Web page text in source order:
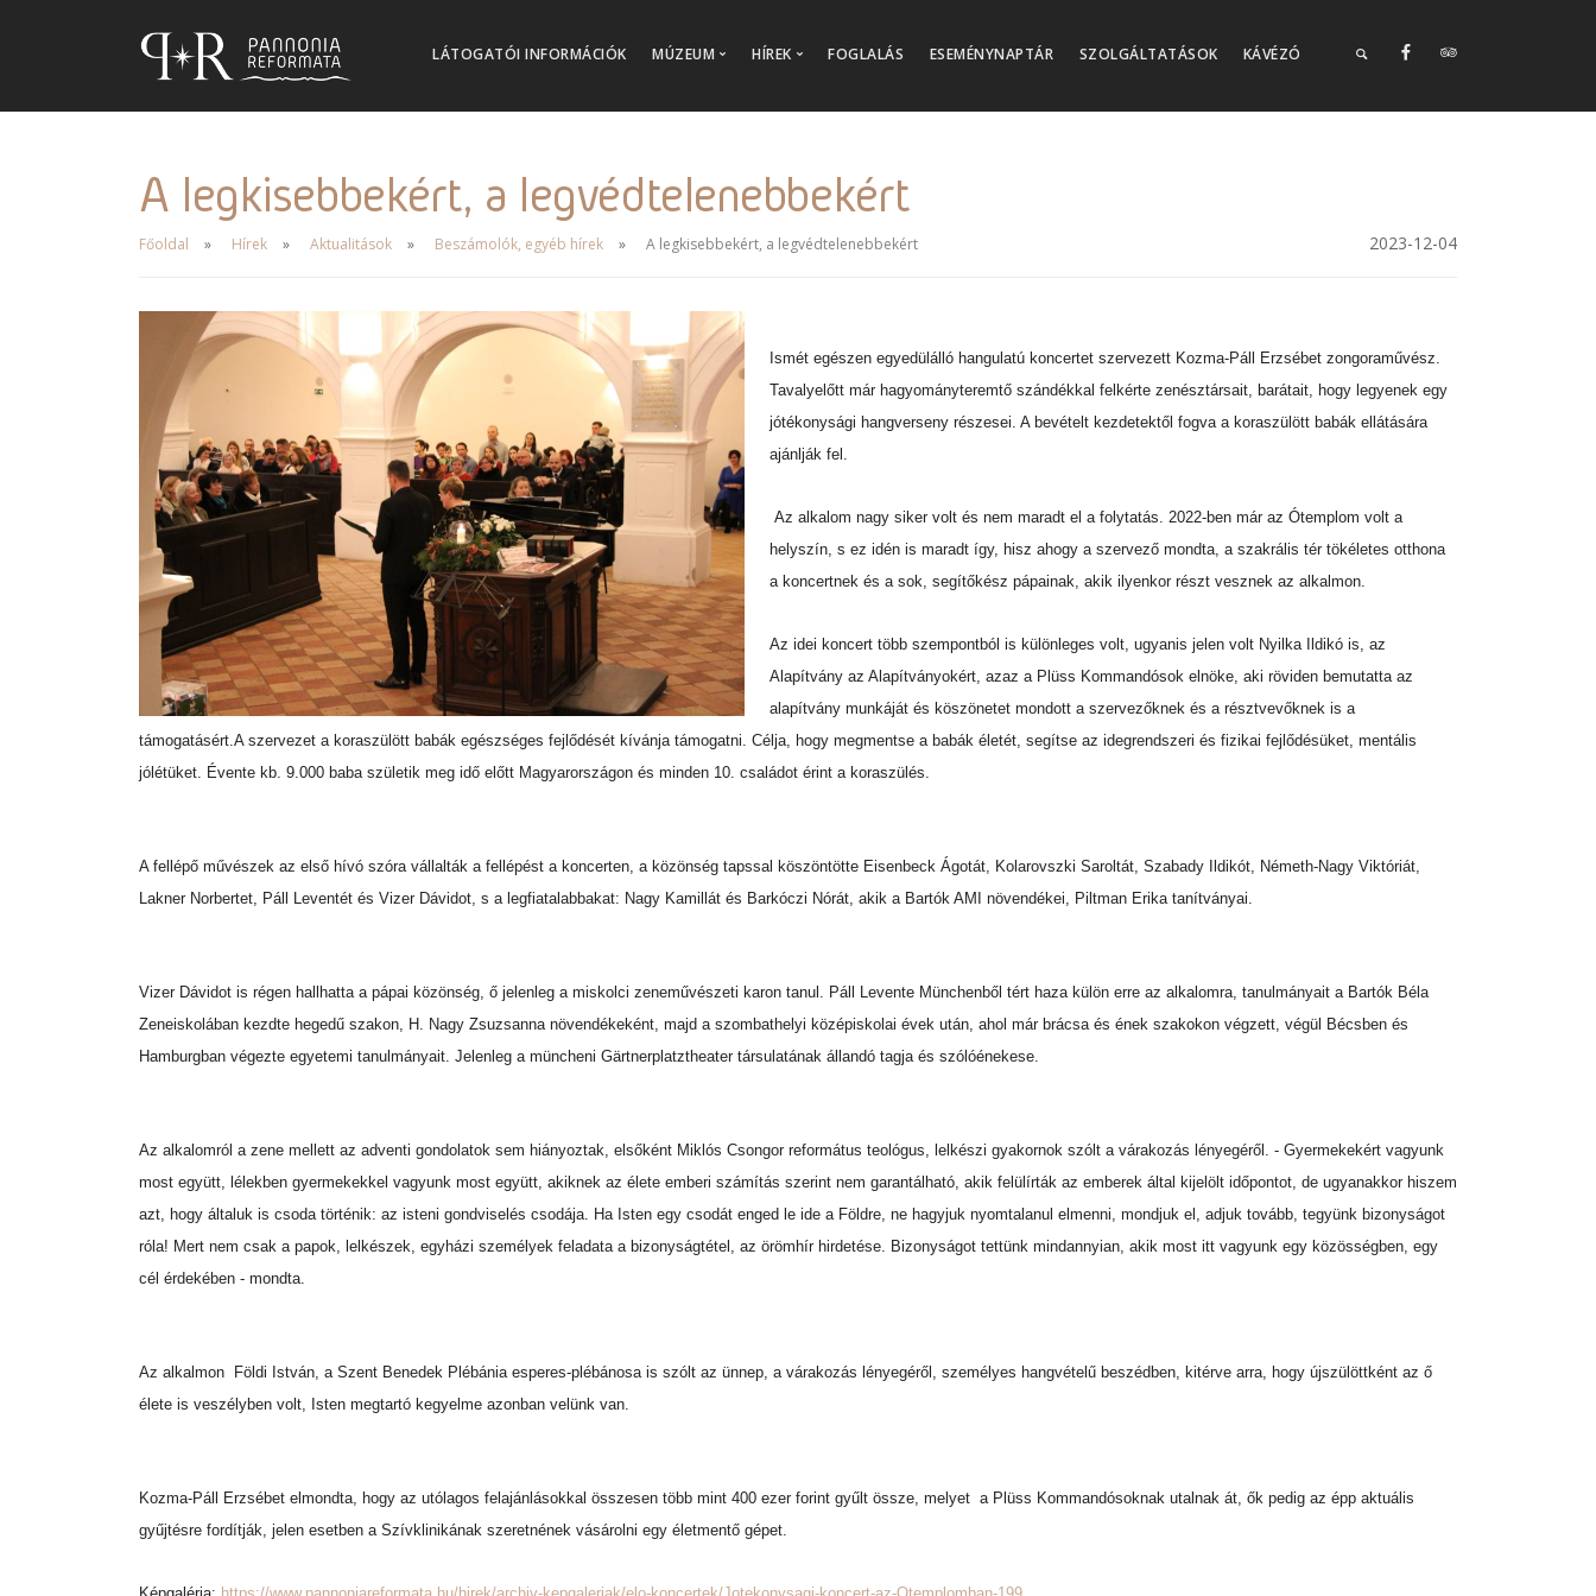
LÁTOGATÓI INFORMÁCIÓK MÚZEUM
Múzeumi tanulás
Online múzeum
Múzeumi katalógus
Múzeumbolt
Múzeumtörténet
Küldetésünk, Értékeink
HÍREK FOGLALÁS ESEMÉNYNAPTÁR SZOLGÁLTATÁSOK KÁVÉZÓ
A legkisebbekért, a legvédtelenebbekért
Főoldal Hírek Aktualitások Beszámolók, egyéb hírek A legkisebbekért, a legvédtelenebbekért 2023-12-04
Ismét egészen egyedülálló hangulatú koncertet szervezett Kozma-Páll Erzsébet zongoraművész.
Tavalyelőtt már hagyományteremtő szándékkal felkérte zenésztársait, barátait, hogy legyenek egy
jótékonysági hangverseny részesei. A bevételt kezdetektől fogva a koraszülött babák ellátására
ajánlják fel.
Az alkalom nagy siker volt és nem maradt el a folytatás. 2022-ben már az Ótemplom volt a
helyszín, s ez idén is maradt így, hisz ahogy a szervező mondta, a szakrális tér tökéletes otthona
a koncertnek és a sok, segítőkész pápainak, akik ilyenkor részt vesznek az alkalmon.
Az idei koncert több szempontból is különleges volt, ugyanis jelen volt Nyilka Ildikó is, az
Alapítvány az Alapítványokért, azaz a Plüss Kommandósok elnöke, aki röviden bemutatta az
alapítvány munkáját és köszönetet mondott a szervezőknek és a résztvevőknek is a
támogatásért.A szervezet a koraszülött babák egészséges fejlődését kívánja támogatni. Célja, hogy megmentse a babák életét, segítse az idegrendszeri és fizikai fejlődésüket, mentális
jólétüket. Évente kb. 9.000 baba születik meg idő előtt Magyarországon és minden 10. családot érint a koraszülés.
A fellépő művészek az első hívó szóra vállalták a fellépést a koncerten, a közönség tapssal köszöntötte Eisenbeck Ágotát, Kolarovszki Saroltát, Szabady Ildikót, Németh-Nagy Viktóriát,
Lakner Norbertet, Páll Leventét és Vizer Dávidot, s a legfiatalabbakat: Nagy Kamillát és Barkóczi Nórát, akik a Bartók AMI növendékei, Piltman Erika tanítványai.
Vizer Dávidot is régen hallhatta a pápai közönség, ő jelenleg a miskolci zeneművészeti karon tanul. Páll Levente Münchenből tért haza külön erre az alkalomra, tanulmányait a Bartók Béla
Zeneiskolában kezdte hegedű szakon, H. Nagy Zsuzsanna növendékeként, majd a szombathelyi középiskolai évek után, ahol már brácsa és ének szakokon végzett, végül Bécsben és
Hamburgban végezte egyetemi tanulmányait. Jelenleg a müncheni Gärtnerplatztheater társulatának állandó tagja és szólóénekese.
Az alkalomról a zene mellett az adventi gondolatok sem hiányoztak, elsőként Miklós Csongor református teológus, lelkészi gyakornok szólt a várakozás lényegéről. - Gyermekekért vagyunk
most együtt, lélekben gyermekekkel vagyunk most együtt, akiknek az élete emberi számítás szerint nem garantálható, akik felülírták az emberek által kijelölt időpontot, de ugyanakkor hiszem
azt, hogy általuk is csoda történik: az isteni gondviselés csodája. Ha Isten egy csodát enged le ide a Földre, ne hagyjuk nyomtalanul elmenni, mondjuk el, adjuk tovább, tegyünk bizonyságot
róla! Mert nem csak a papok, lelkészek, egyházi személyek feladata a bizonyságtétel, az örömhír hirdetése. Bizonyságot tettünk mindannyian, akik most itt vagyunk egy közösségben, egy
cél érdekében - mondta.
Az alkalmon Földi István, a Szent Benedek Plébánia esperes-plébánosa is szólt az ünnep, a várakozás lényegéről, személyes hangvételű beszédben, kitérve arra, hogy újszülöttként az ő
élete is veszélyben volt, Isten megtartó kegyelme azonban velünk van.
Kozma-Páll Erzsébet elmondta, hogy az utólagos felajánlásokkal összesen több mint 400 ezer forint gyűlt össze, melyet a Plüss Kommandósoknak utalnak át, ők pedig az épp aktuális
gyűjtésre fordítják, jelen esetben a Szívklinikának szeretnének vásárolni egy életmentő gépet.